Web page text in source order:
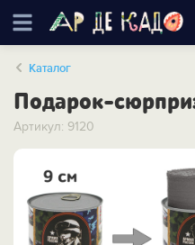
Каталог
Подарок-
Артикул: 9120